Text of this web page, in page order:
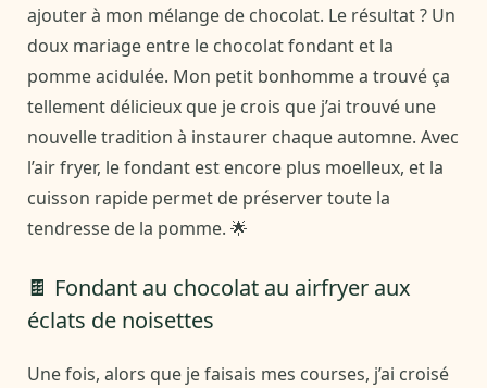
ajouter à mon mélange de chocolat. Le résultat ? Un
doux mariage entre le chocolat fondant et la
pomme acidulée. Mon petit bonhomme a trouvé ça
tellement délicieux que je crois que j’ai trouvé une
nouvelle tradition à instaurer chaque automne. Avec
l’air fryer, le fondant est encore plus moelleux, et la
cuisson rapide permet de préserver toute la
tendresse de la pomme. 🌟
🍫 Fondant au chocolat au airfryer aux
éclats de noisettes
Une fois, alors que je faisais mes courses, j’ai croisé